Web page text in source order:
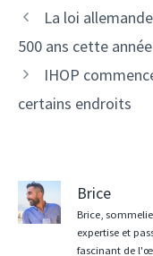
Navigation
des
La loi
500 ans cette année
IHOP
certains endroits
Brice
Brice,
expertise et
fascinant de